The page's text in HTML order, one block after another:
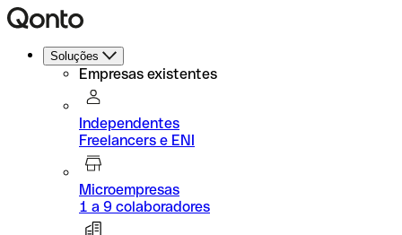
Soluções
Empresas existentes
Independentes
Freelancers e ENI
Microempresas
1 a 9 colaboradores